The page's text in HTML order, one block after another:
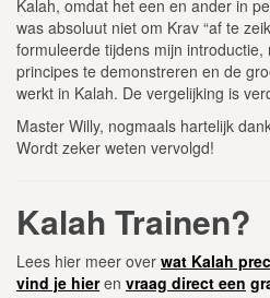
Kalah, omdat het een en ander in
was absoluut niet om Krav “af te
formuleerde tijdens mijn
principes te demonstreren en de
werkt in Kalah. De vergelijking is
Master Willy, nogmaals hartelijk
Wordt zeker weten vervolgd!
Kalah Trainen?
Lees hier meer over wat Kalah
vind je hieren vraag direct een